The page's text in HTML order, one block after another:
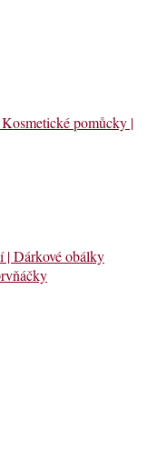
pomůcky |
| Dárkové obálky